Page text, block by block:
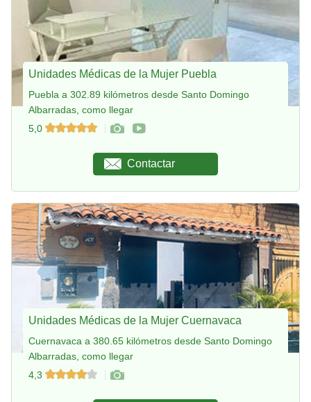
Unidades Médicas de la Mujer Puebla
Puebla a 302.89 kilómetros desde Santo Domingo
Albarradas, como llegar
5,0
Contactar
Unidades Médicas de la Mujer Cuernavaca
Cuernavaca a 380.65 kilómetros desde Santo Domingo
Albarradas, como llegar
4,3